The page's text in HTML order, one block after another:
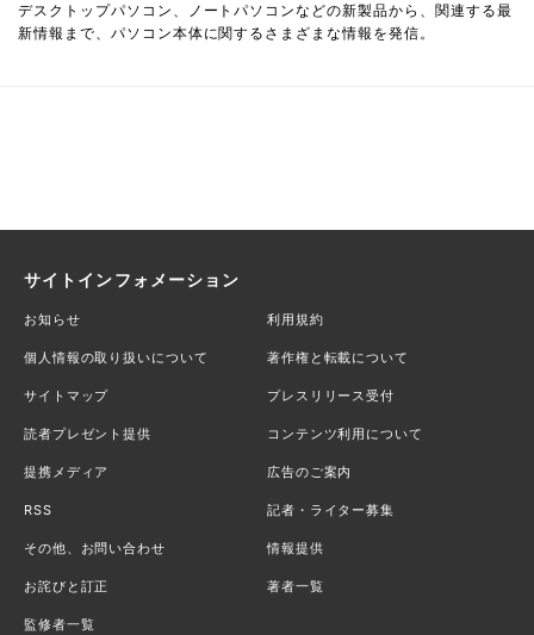
デスクトップパソコン、ノートパソコンなどの新製品から、関連する最
新情報まで、パソコン本体に関するさまざまな情報を発信。
サイトインフォメーション
お知らせ 利用規約
個人情報の取り扱いについて 著作権と転載について
サイトマップ プレスリリース受付
読者プレゼント提供 コンテンツ利用について
提携メディア 広告のご案内
RSS 記者・ライター募集
その他、お問い合わせ 情報提供
お詫びと訂正 著者一覧
監修者一覧